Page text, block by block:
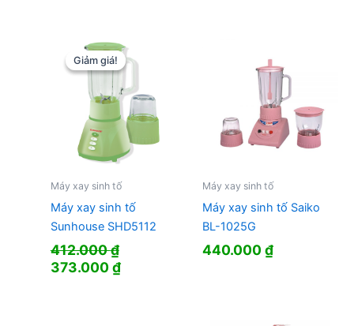
Giảm giá!
Giảm giá!
Máy xay sinh tố
Máy xay sinh tố
Sunhouse SHD5112
412.000₫
Giá
373.000₫Giá
Máy xay sinh tố
Máy xay sinh tố Saiko
BL-1025G
440.000₫